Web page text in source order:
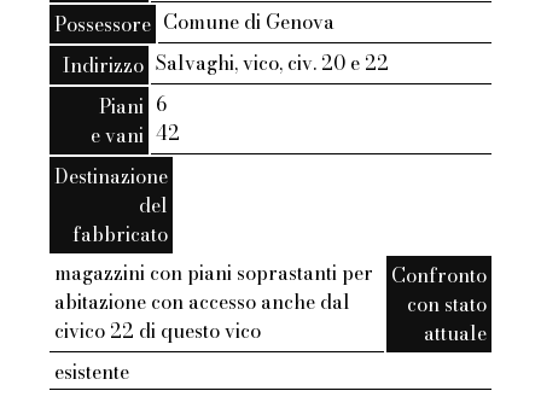
Possessore Comune di Genova
Indirizzo Salvaghi, vico, civ. 20 e 22
Piani
e vani
6
42
Destinazione
del
fabbricato
magazzini con piani soprastanti per
abitazione con accesso anche dal
civico 22 di questo vico
Confronto
con stato
attuale
esistente